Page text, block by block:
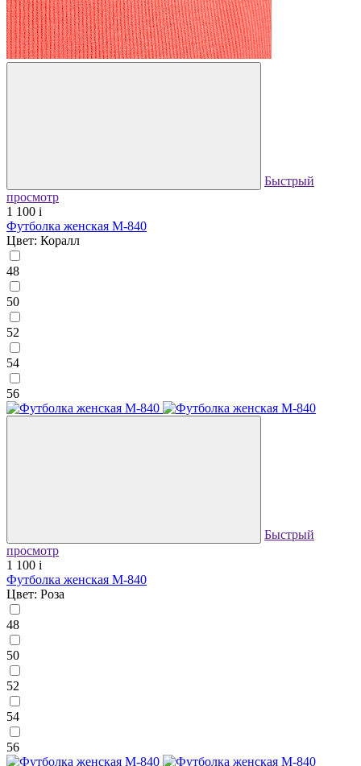
Быстрый
просмотр
1 100 i
Футболка женская М-840
Цвет: Коралл
48
50
52
54
56
Быстрый
просмотр
1 100 i
Футболка женская М-840
Цвет: Роза
48
50
52
54
56